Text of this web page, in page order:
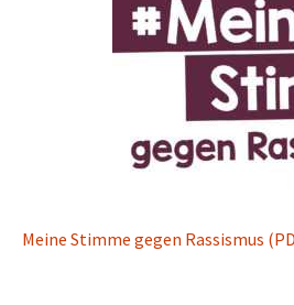
Meine Stimme gegen Rassismus